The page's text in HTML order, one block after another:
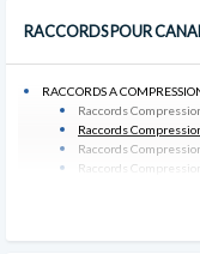
RACCORDS POUR
RACCORDS A
Raccords
Raccords
Raccords
Raccords